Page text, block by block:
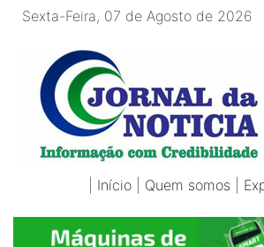
Sexta-Feira, 07 de Agosto de 2026
Início Quem somos